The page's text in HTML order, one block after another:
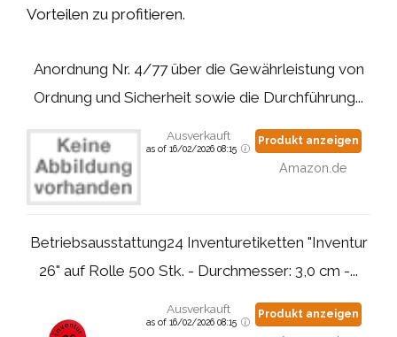
Vorteilen zu profitieren.
Anordnung Nr. 4/77 über die Gewährleistung von
Ordnung und Sicherheit sowie die Durchführung...
Ausverkauft
as of 16/02/2026 08:15
Produkt anzeigen
Amazon.de
Betriebsausstattung24 Inventuretiketten "Inventur
26" auf Rolle 500 Stk. - Durchmesser: 3,0 cm -...
Ausverkauft
as of 16/02/2026 08:15
Produkt anzeigen